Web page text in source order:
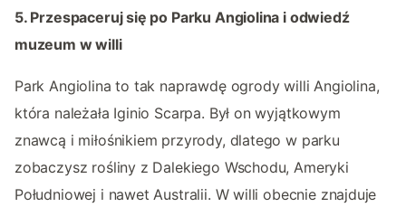
5. Przespaceruj się po Parku Angiolina i odwiedź
muzeum w willi
Park Angiolina to tak naprawdę ogrody willi Angiolina,
która należała Iginio Scarpa. Był on wyjątkowym
znawcą i miłośnikiem przyrody, dlatego w parku
zobaczysz rośliny z Dalekiego Wschodu, Ameryki
Południowej i nawet Australii. W willi obecnie znajduje